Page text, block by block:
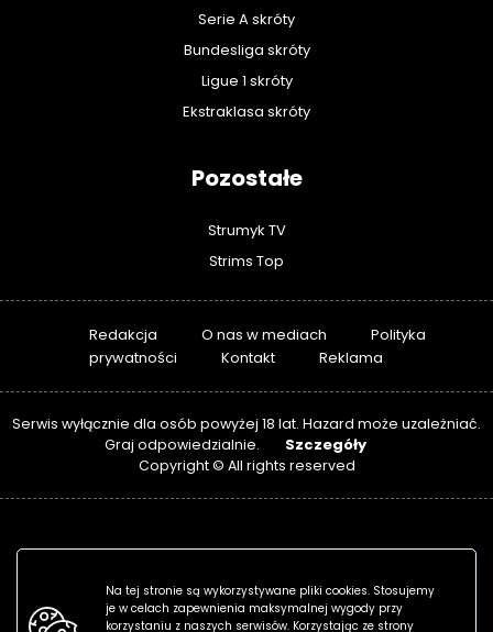
Serie A skróty
Bundesliga skróty
Ligue 1 skróty
Ekstraklasa skróty
Pozostałe
Strumyk TV
Strims Top
Redakcja O nas w mediach
Polityka
prywatności
Kontakt Reklama
Serwis wyłącznie dla osób powyżej 18 lat. Hazard może uzależniać.
Graj odpowiedzialnie.
Szczegóły
Copyright © All rights reserved
Na tej stronie są wykorzystywane pliki cookies. Stosujemy
je w celach zapewnienia maksymalnej wygody przy
korzystaniu z naszych serwisów. Korzystając ze strony